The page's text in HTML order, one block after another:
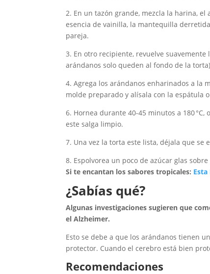
2. En un tazón grande, mezcla la harina, el
esencia de vainilla, la mantequilla
pareja.
3. En otro recipiente, revuelve
arándanos solo queden al fondo de la
4. Agrega los arándanos enharinados a la
molde preparado y alísala con la espátula
6. Hornea durante 40-45 minutos a 180
este salga limpio.
7. Una vez la torta este lista, déjala que
8. Espolvorea un poco de azúcar glas
Si te encantan los sabores tropicales:
¿Sabías qué?
Algunas investigaciones sugieren que
el Alzheimer.
Esto se debe a que los arándanos tienen
protector. Cuando el cerebro está bien
Recomendaciones